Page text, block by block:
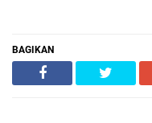
BAGIKAN